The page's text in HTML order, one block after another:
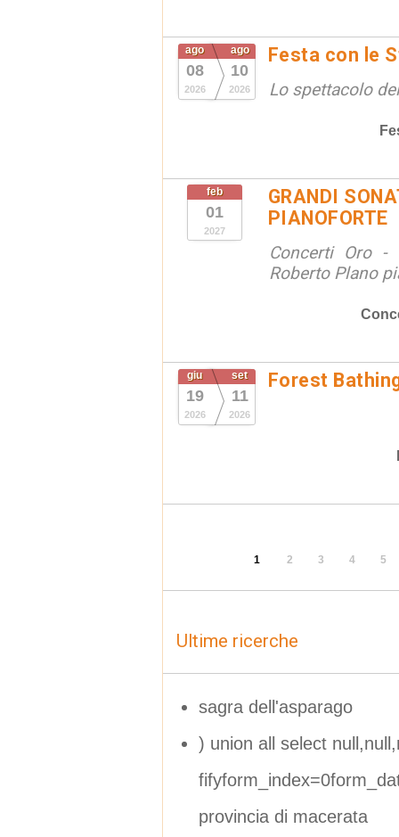
ago
08
2026
ago
10
2026
Festa con le
Lo spettacolo
feb
01
2027
GRANDI
PIANOFORTE
Concerti Oro -
Roberto Plano
giu
19
2026
set
11
2026
Forest
1 2 3 4 5
Ultime ricerche
sagra dell'asparago
) union all select
provincia di macerata